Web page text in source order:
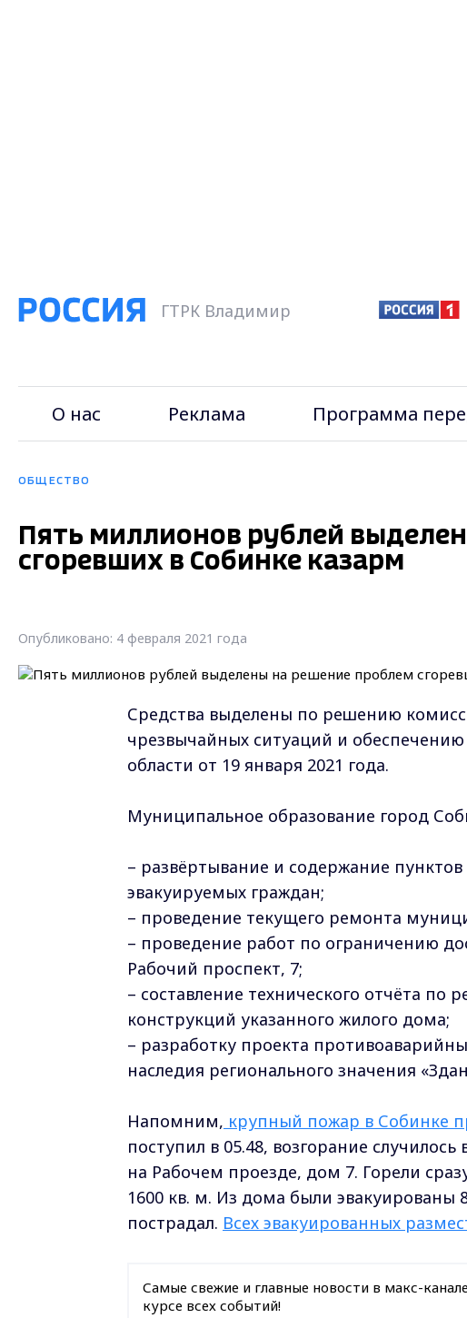
ГТРК Владимир
О нас Реклама Программа
ОБЩЕСТВО
Пять миллионов рублей
сгоревших в Собинке казарм
Опубликовано: 4 февраля 2021 года
Средства выделены по решению
чрезвычайных ситуаций и
области от 19 января 2021 года.
Муниципальное образование город
– развёртывание и содержание
эвакуируемых граждан;
– проведение текущего ремонта
– проведение работ по ограничению
Рабочий проспект, 7;
– составление технического отчёта по
конструкций указанного жилого дома;
– разработку проекта
наследия регионального значения
Напомним, крупный пожар в Собинке
поступил в 05.48, возгорание
на Рабочем проезде, дом 7. Горели
1600 кв. м. Из дома были эвакуированы
пострадал. Всех эвакуированных
Самые свежие и главные новости в макс-канале
курсе всех событий!